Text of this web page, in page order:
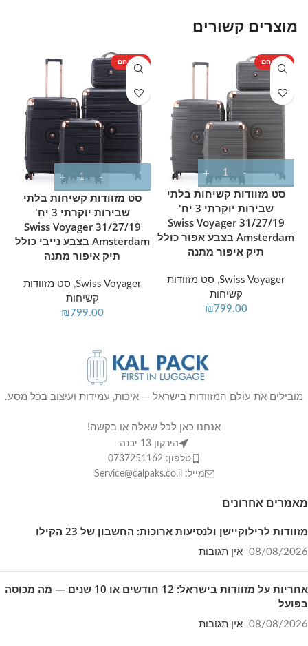
מוצרים קשורים
מוצר חם
סט מזוודות קשיחות בלתי
שבירות יוקרתי 3 יח'
31/27/19 Swiss Voyager
Amsterdam בצבע אפור כולל
תיק איפור מתנה
Swiss Voyager
, סט מזוודות
קשיחות
₪799.00
מוצר חם
סט מזוודות קשיחות בלתי
שבירות יוקרתי 3 יח'
31/27/19 Swiss Voyager
Amsterdam בצבע נייבי כולל
תיק איפור מתנה
Swiss Voyager
, סט מזוודות
קשיחות
₪799.00
מובילים את עולם המזוודות בישראל — איכות, עמידות ועיצוב בכל מסע.
אנחנו כאן לכל שאלה או בקשה!
הירקון 13 יבנה
טלפון: 0737251162
מייל: Service@calpaks.co.il
מאמרים אחרונים
מזוודות לרילוקיישן ולנסיעות ארוכות: החשבון של 23 הקילו
08/08/2026 אין תגובות
אחריות על מזוודות בישראל: 12 חודשים או 10 שנים — מה מכוסה
בפועל
08/08/2026 אין תגובות